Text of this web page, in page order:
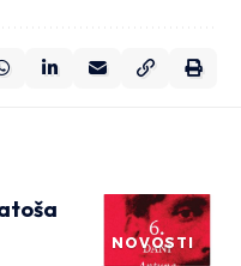
NOVOSTI